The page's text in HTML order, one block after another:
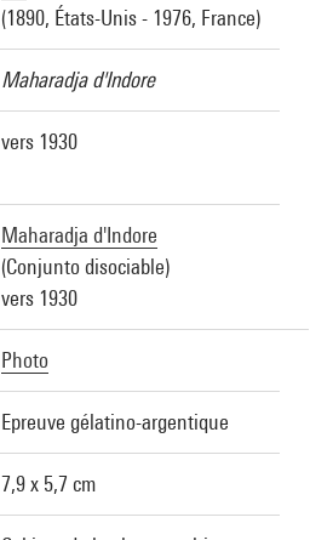
(1890, États-Unis - 1976, France)
Maharadja d'Indore
vers 1930
Maharadja d'Indore
(Conjunto disociable)
vers 1930
Photo
Epreuve gélatino-argentique
7,9 x 5,7 cm